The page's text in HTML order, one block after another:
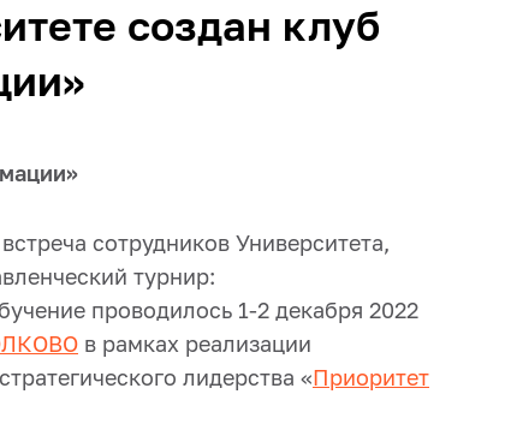
создан клуб
сотрудников Университета,
турнир:
проводилось 1-2 декабря 2022
в рамках реализации
лидерства «Приоритет